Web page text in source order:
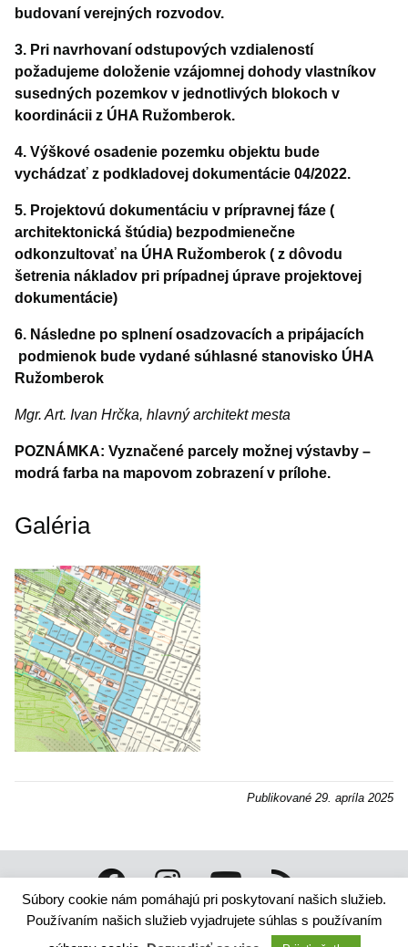
budovaní verejných rozvodov.
3. Pri navrhovaní odstupových vzdialeností
požadujeme doloženie vzájomnej dohody vlastníkov
susedných pozemkov v jednotlivých blokoch v
koordinácii z ÚHA Ružomberok.
4. Výškové osadenie pozemku objektu bude
vychádzať z podkladovej dokumentácie 04/2022.
5. Projektovú dokumentáciu v prípravnej fáze (
architektonická štúdia) bezpodmienečne
odkonzultovať na ÚHA Ružomberok ( z dôvodu
šetrenia nákladov pri prípadnej úprave projektovej
dokumentácie)
6. Následne po splnení osadzovacích a pripájacích
podmienok bude vydané súhlasné stanovisko ÚHA
Ružomberok
Mgr. Art. Ivan Hrčka, hlavný architekt mesta
POZNÁMKA: Vyznačené parcely možnej výstavby –
modrá farba na mapovom zobrazení v prílohe.
Galéria
Publikované 29. apríla 2025
Technický dodávateľ: ANTIK Telecom, s. r. o. |
smart city systém
Súbory cookie nám pomáhajú pri poskytovaní našich služieb.
Používaním našich služieb vyjadrujete súhlas s používaním